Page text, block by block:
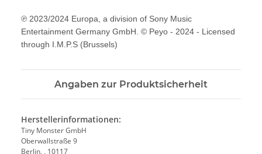
℗ 2023/2024 Europa, a division of Sony Music
Entertainment Germany GmbH. © Peyo - 2024 - Licensed
through I.M.P.S (Brussels)
Angaben zur Produktsicherheit
Herstellerinformationen:
Tiny Monster GmbH
Oberwallstraße 9
Berlin, , 10117